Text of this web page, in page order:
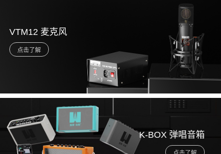
VTM12 麦克风
K-BOX 弹唱音箱